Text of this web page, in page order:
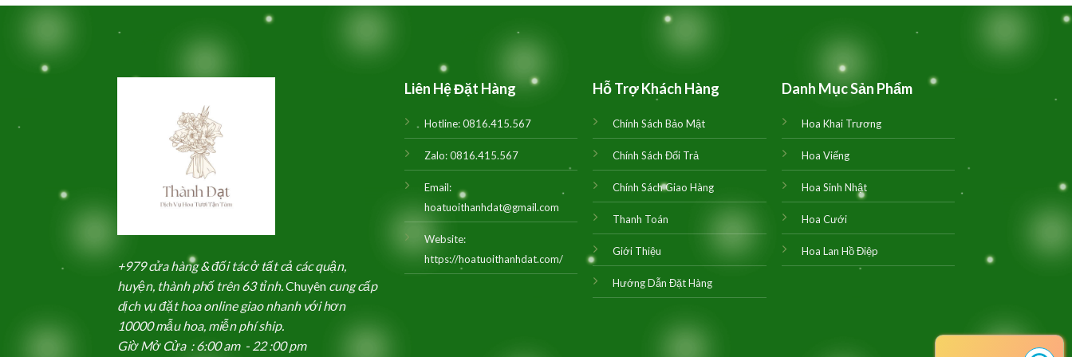
2,500,000₫.
+979 cửa hàng & đối tác ở tất cả các quận,
huyện, thành phố trên 63 tỉnh.Chuyên cung cấp
dịch vụ đặt hoa online giao nhanh với hơn
10000 mẫu hoa, miễn phí ship.
Giờ Mở Cửa : 6:00 am - 22 :00 pm
Liên Hệ Đặt Hàng
Hotline:0816.415.567
Zalo:0816.415.567
Email:
hoatuoithanhdat@gmail.com
Website:
https://hoatuoithanhdat.com/
Hỗ Trợ Khách Hàng
Chính Sách Bảo Mật
Chính Sách Đổi Trả
Chính Sách Giao Hàng
Thanh Toán
Giới Thiệu
Hướng Dẫn Đặt Hàng
Danh Mục Sản Phẩm
Hoa Khai Trương
Hoa Viếng
Hoa Sinh Nhật
Hoa Cưới
Hoa Lan Hồ Điệp